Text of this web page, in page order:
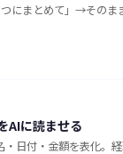
つにまとめて」→そのま
AIに読ませる
・日付・金額を表化。